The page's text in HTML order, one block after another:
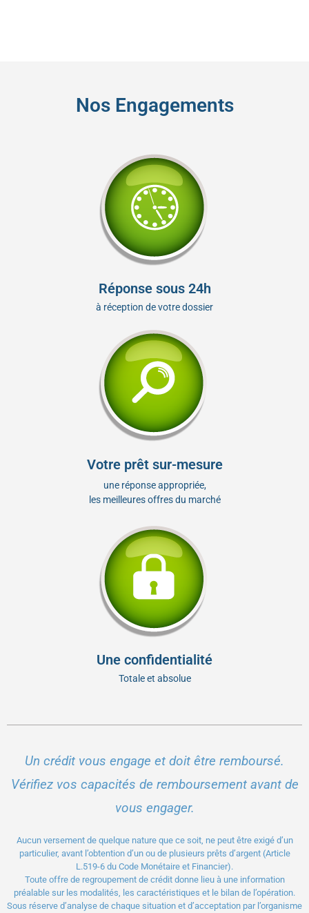
Nos Engagements
Réponse sous 24h
à réception de votre dossier
Votre prêt sur-mesure
une réponse appropriée,
les meilleures offres du marché
Une confidentialité
Totale et absolue
Un crédit vous engage et doit être remboursé.
Vérifiez vos capacités de remboursement avant de
vous engager.
Aucun versement de quelque nature que ce soit, ne peut être exigé d’un
particulier, avant l’obtention d’un ou de plusieurs prêts d’argent (Article
L.519-6 du Code Monétaire et Financier).
Toute offre de regroupement de crédit donne lieu à une information
préalable sur les modalités, les caractéristiques et le bilan de l’opération.
Sous réserve d’analyse de chaque situation et d’acceptation par l’organisme